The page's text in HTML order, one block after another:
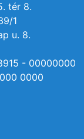
tér 8.
1
u. 8.
- 00000000
0000